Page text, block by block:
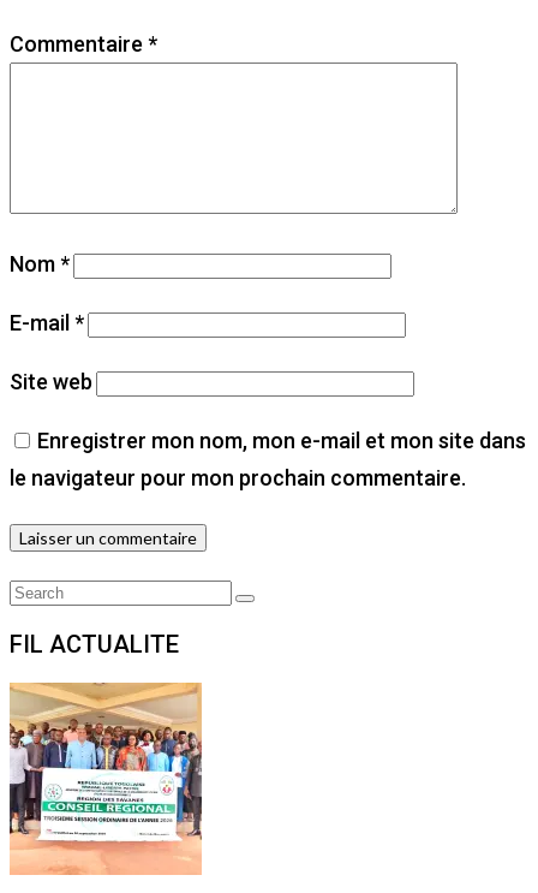
Commentaire *
Nom*
E-mail*
Site web
Enregistrer mon nom, mon e-mail et mon site dans
le navigateur pour mon prochain commentaire.
Search
Search
FIL ACTUALITE